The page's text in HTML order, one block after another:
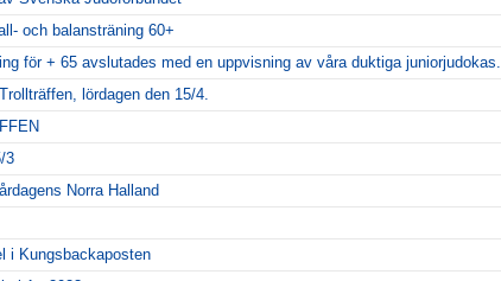
och balansträning 60+
för + 65 avslutades med en uppvisning av våra duktiga juniorjudokas.
lördagen den 15/4.
3
Norra Halland
i Kungsbackaposten